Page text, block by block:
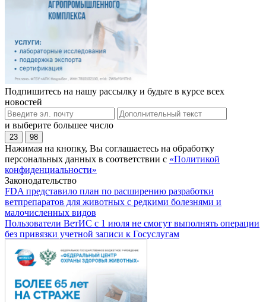
Подпишитесь на нашу рассылку и будьте в курсе всех
новостей
и выберите большее число
23 98
Нажимая на кнопку, Вы соглашаетесь на обработку
персональных данных в соответствии с «Политикой
конфиденциальности»
Законодательство
FDA представило план по расширению разработки
ветпрепаратов для животных с редкими болезнями и
малочисленных видов
Пользователи ВетИС с 1 июля не смогут выполнять операции
без привязки учетной записи к Госуслугам